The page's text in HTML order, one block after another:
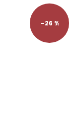
–26 %